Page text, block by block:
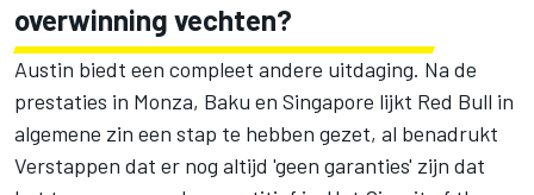
overwinning vechten?
Austin biedt een compleet andere uitdaging. Na de
prestaties in Monza, Baku en Singapore lijkt Red Bull in
algemene zin een stap te hebben gezet, al benadrukt
Verstappen dat er nog altijd 'geen garanties' zijn dat